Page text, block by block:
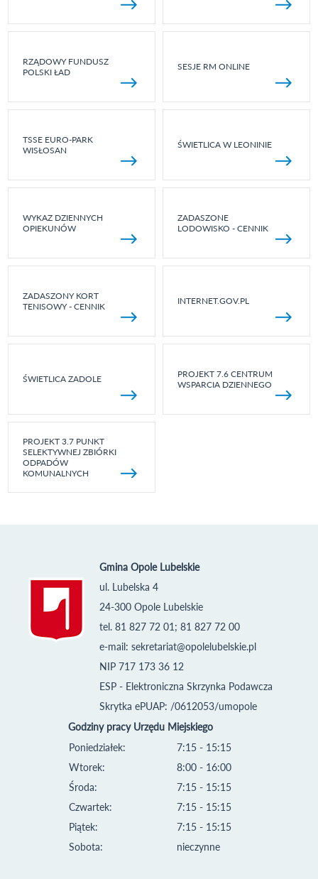
RZĄDOWY FUNDUSZ
POLSKI ŁAD
SESJE RM ONLINE
TSSE EURO-PARK
WISŁOSAN
ŚWIETLICA W LEONINIE
WYKAZ DZIENNYCH
OPIEKUNÓW
ZADASZONE
LODOWISKO - CENNIK
ZADASZONY KORT
TENISOWY - CENNIK
INTERNET.GOV.PL
ŚWIETLICA ZADOLE
PROJEKT 7.6 CENTRUM
WSPARCIA DZIENNEGO
PROJEKT 3.7 PUNKT
SELEKTYWNEJ ZBIÓRKI
ODPADÓW
KOMUNALNYCH
Gmina Opole Lubelskie
ul. Lubelska 4
24-300 Opole Lubelskie
tel. 81 827 72 01; 81 827 72 00
e-mail: sekretariat@opolelubelskie.pl
NIP 717 173 36 12
ESP - Elektroniczna Skrzynka Podawcza
Skrytka ePUAP: /0612053/umopole
Godziny pracy Urzędu Miejskiego
Poniedziałek:
Wtorek:
Środa:
Czwartek:
Piątek:
Sobota:
7:15 - 15:15
8:00 - 16:00
7:15 - 15:15
7:15 - 15:15
7:15 - 15:15
nieczynne